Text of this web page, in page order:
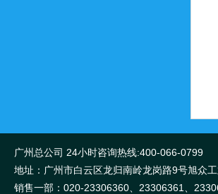
广州总公司 24小时咨询热线:400-066-0799
地址：广州市白云区龙归南岭龙岗路9号旭众
销售一部：020-23306360、 23306361、